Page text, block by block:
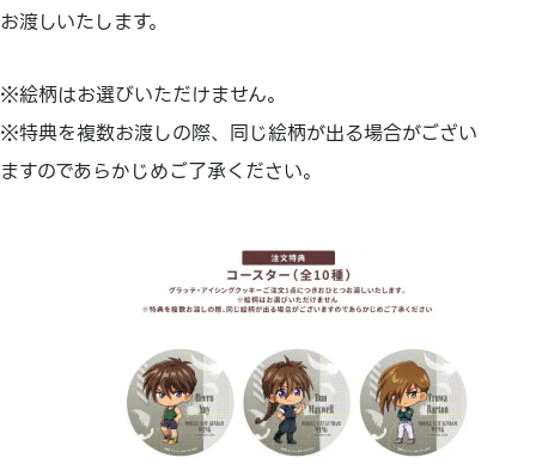
お渡しいたします。
※絵柄はお選びいただけません。
※特典を複数お渡しの際、同じ絵柄が出る場合がござい
ますのであらかじめご了承ください。